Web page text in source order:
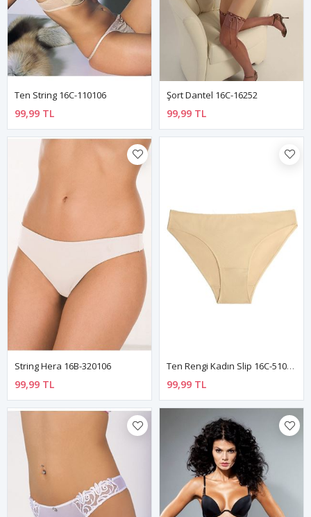
Ten String 16C-110106
99,99 TL
Şort Dantel 16C-16252
99,99 TL
String Hera 16B-320106
99,99 TL
Ten Rengi Kadın Slip 16C-510209
99,99 TL